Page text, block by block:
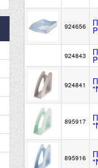
924656
924843
924841
895917
895916